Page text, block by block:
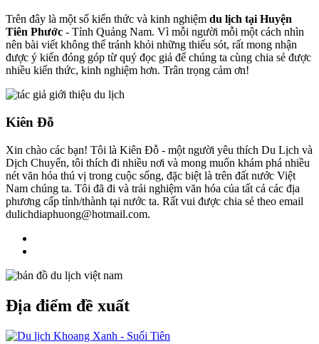
Trên đây là một số kiến thức và kinh nghiệm du lịch tại Huyện
Tiên Phước - Tỉnh Quảng Nam. Vì mỗi người mỗi một cách nhìn
nên bài viết không thể tránh khỏi những thiếu sót, rất mong nhận
được ý kiến đóng góp từ quý đọc giả để chúng ta cùng chia sẻ được
nhiều kiến thức, kinh nghiệm hơn. Trân trọng cảm ơn!
Kiên Đỗ
Xin chào các bạn! Tôi là Kiên Đỗ - một người yêu thích Du Lịch và
Dịch Chuyển, tôi thích đi nhiều nơi và mong muốn khám phá nhiều
nét văn hóa thú vị trong cuộc sống, đặc biệt là trên đất nước Việt
Nam chúng ta. Tôi đã đi và trải nghiệm văn hóa của tất cả các địa
phương cấp tỉnh/thành tại nước ta. Rất vui được chia sẻ theo email
dulichdiaphuong@hotmail.com.
Địa điểm đề xuất